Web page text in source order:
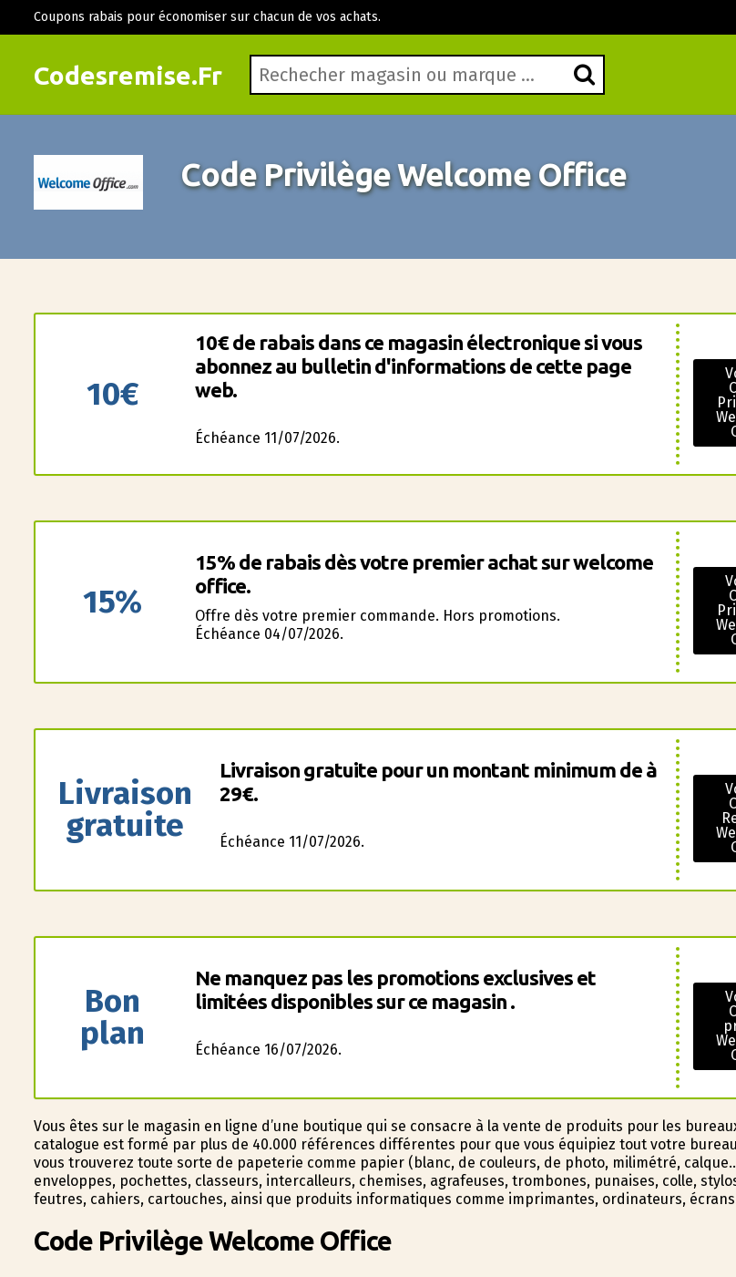
Codesremise.Fr
Coupons rabais pour économiser sur chacun de vos achats.
Code Privilège Welcome Office
10€
10€ de rabais dans ce magasin électronique si vous
abonnez au bulletin d'informations de cette page
web.
Échéance 11/07/2026.
15%
15% de rabais dès votre premier achat sur welcome
office.
Offre dès votre premier commande. Hors promotions.
Échéance 04/07/2026.
Livraison
gratuite
Livraison gratuite pour un montant minimum de à
29€.
Échéance 11/07/2026.
Bon
plan
Ne manquez pas les promotions exclusives et
limitées disponibles sur ce magasin .
Échéance 16/07/2026.
Vous êtes sur le magasin en ligne d’une boutique qui se consacre à la vente de produits pour les
catalogue est formé par plus de 40.000 références différentes pour que vous équipiez tout votre
vous trouverez toute sorte de papeterie comme papier (blanc, de couleurs, de photo, milimétré,
enveloppes, pochettes, classeurs, intercalleurs, chemises, agrafeuses, trombones, punaises, colle,
feutres, cahiers, cartouches, ainsi que produits informatiques comme imprimantes, ordinateurs,
Code Privilège Welcome Office